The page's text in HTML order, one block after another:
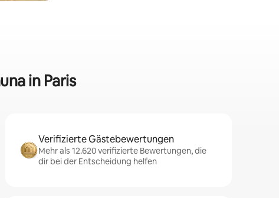
in Paris
Verifizierte Gästebewertungen
Mehr als 12.620 verifizierte Bewertungen, die
dir bei der Entscheidung helfen